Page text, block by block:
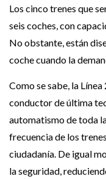
Los cinco trenes que
seis coches, con
No obstante, están
coche cuando la
Como se sabe, la
conductor de última
automatismo de toda
frecuencia de los
ciudadanía. De igual
la seguridad,